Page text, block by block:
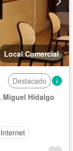
Local Comercial
Destacado
Miguel Hidalgo
Internet